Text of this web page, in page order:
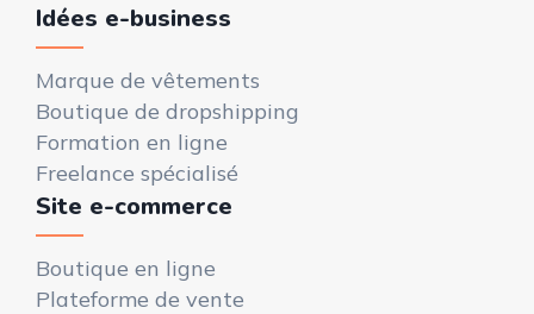
Idées e-business
Marque de vêtements
Boutique de dropshipping
Formation en ligne
Freelance spécialisé
Site e-commerce
Boutique en ligne
Plateforme de vente